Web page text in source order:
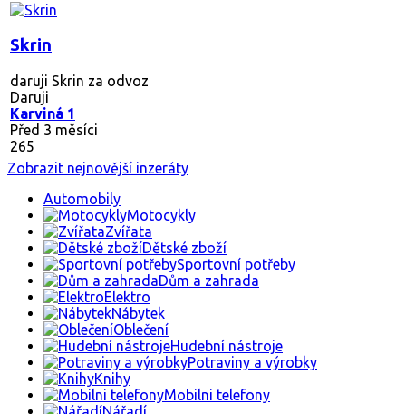
Skrin
daruji Skrin za odvoz
Daruji
Karviná 1
Před 3 měsíci
265
Zobrazit nejnovější inzeráty
Automobily
Motocykly
Zvířata
Dětské zboží
Sportovní potřeby
Dům a zahrada
Elektro
Nábytek
Oblečení
Hudební nástroje
Potraviny a výrobky
Knihy
Mobilni telefony